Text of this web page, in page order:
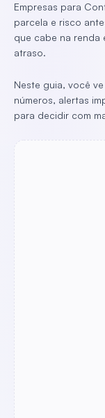
Empresas para
parcela e risco
que cabe na renda
atraso.
Neste guia, você
números, alertas
para decidir com